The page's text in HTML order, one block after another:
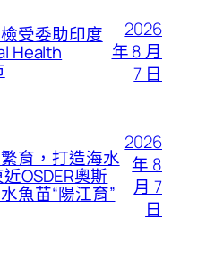
受委助印度
Health
2026
年 8 月
7 日
育，打造海水
OSDER奧斯
魚苗“陽江育”
2026
年 8
月 7
日